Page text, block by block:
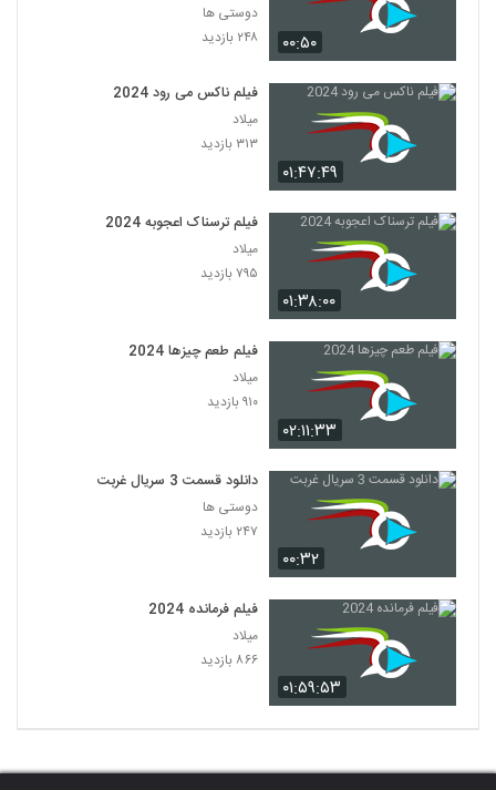
۰۰:۵۰
دوستی ها
۲۴۸ بازدید
۰۱:۴۷:۴۹
فیلم ناکس می رود 2024
میلاد
۳۱۳ بازدید
۰۱:۳۸:۰۰
فیلم ترسناک اعجوبه 2024
میلاد
۷۹۵ بازدید
۰۲:۱۱:۳۳
فیلم طعم چیزها 2024
میلاد
۹۱۰ بازدید
۰۰:۳۲
دانلود قسمت 3 سریال غربت
دوستی ها
۲۴۷ بازدید
۰۱:۵۹:۵۳
فیلم فرمانده 2024
میلاد
۸۶۶ بازدید